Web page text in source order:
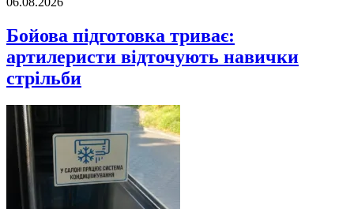
Бойова підготовка триває:
артилеристи відточують навички
стрільби